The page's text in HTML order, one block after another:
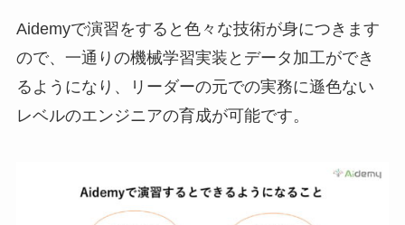
Aidemyで演習をすると色々な技術が身につきます
ので、一通りの機械学習実装とデータ加工ができ
るようになり、リーダーの元での実務に遜色ない
レベルのエンジニアの育成が可能です。